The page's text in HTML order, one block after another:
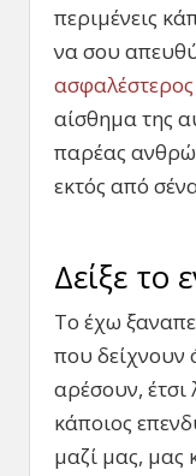
περιμένεις
να σου
αίσθημα της
παρέας
εκτός από
Δείξε το
Το έχω
που δείχνουν
αρέσουν, έτσι
κάποιος
μαζί μας, μας